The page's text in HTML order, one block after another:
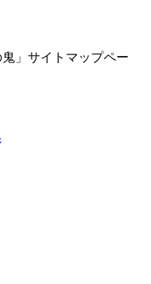
」サイトマップペー